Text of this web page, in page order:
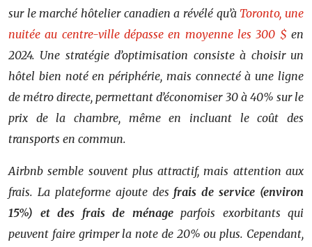
sur le marché hôtelier canadien a révélé qu’à Toronto, une
nuitée au centre-ville dépasse en moyenne les 300 $ en
2024. Une stratégie d’optimisation consiste à choisir un
hôtel bien noté en périphérie, mais connecté à une ligne
de métro directe, permettant d’économiser 30 à 40% sur le
prix de la chambre, même en incluant le coût des
transports en commun.
Airbnb semble souvent plus attractif, mais attention aux
frais. La plateforme ajoute des frais de service (environ
15%) et des frais de ménageparfois exorbitants qui
peuvent faire grimper la note de 20% ou plus. Cependant,